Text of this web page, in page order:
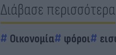
Διάβασε περισσότερα
Οικονομία φόροι